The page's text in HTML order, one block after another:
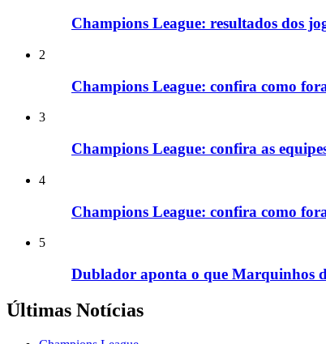
Champions League: resultados dos
2
Champions League: confira como
3
Champions League: confira as
4
Champions League: confira como
5
Dublador aponta o que Marquinhos
Últimas Notícias